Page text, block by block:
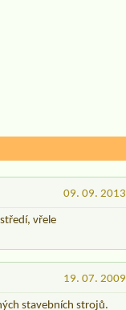
09. 09. 2013
vřele
19. 07. 2009
stavebních strojů.